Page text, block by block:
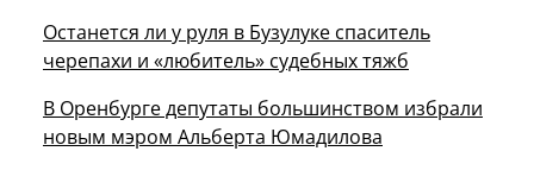
Останется ли у руля в Бузулуке спаситель
черепахи и «любитель» судебных тяжб
В Оренбурге депутаты большинством избрали
новым мэром Альберта Юмадилова